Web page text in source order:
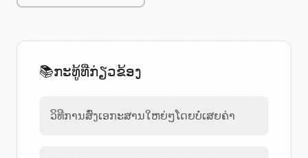
📚ກະທູ້ທີ່ກ່ຽວຂ້ອງ
ວິທີການສົ່ງເອກະສານໃຫຍ່ໆໂດຍບໍ່ເສຍຄ່າ